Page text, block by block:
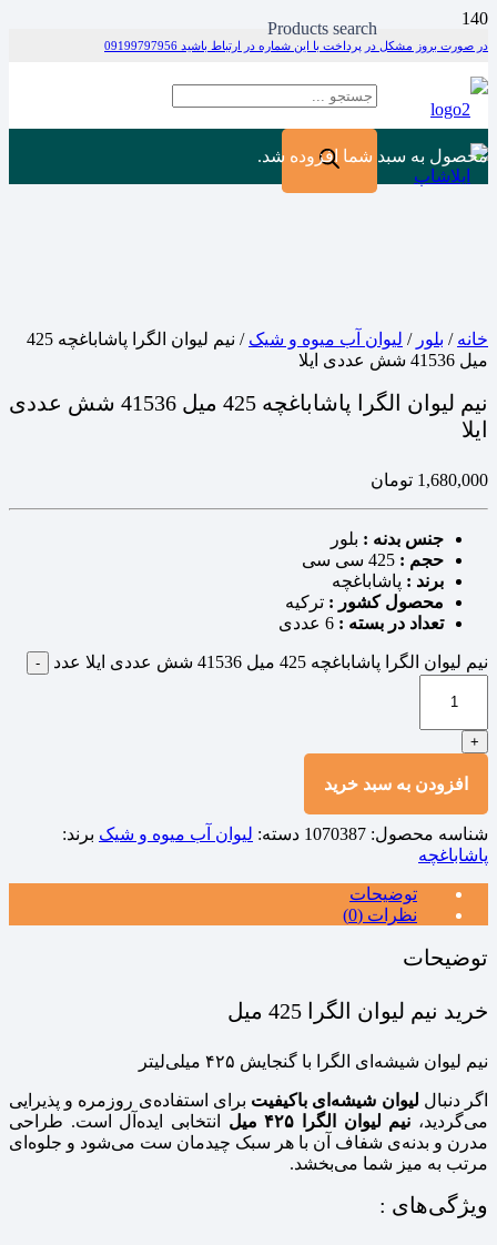
در صورت بروز مشکل در پرداخت با این شماره در ارتباط باشید 09199797956
Products search
محصول به سبد شما افزوده شد.
خانه / بلور / لیوان آب میوه و شیک
/ نیم لیوان الگرا پاشاباغچه 425
میل 41536 شش عددی ایلا
نیم لیوان الگرا پاشاباغچه 425 میل 41536 شش عددی
ایلا
1,680,000 تومان
جنس بدنه : بلور
حجم :
برند : پاشاباغچه
محصول کشور : ترکیه
تعداد در بسته :
نیم لیوان الگرا پاشاباغچه 425 میل 41536 شش عددی ایلا عدد -
+
افزودن به سبد خرید
شناسه محصول: 1070387 دسته: لیوان آب میوه و شیک برند:
پاشاباغچه
توضیحات
نظرات (0)
توضیحات
خرید نیم لیوان الگرا 425 میل
نیم لیوان شیشه‌ای الگرا با گنجایش ۴۲۵ میلی‌لیتر
اگر دنبال لیوان شیشه‌ای باکیفیت برای استفاده‌ی روزمره و پذیرایی
می‌گردید، نیم لیوان الگرا ۴۲۵ میل
انتخابی ایده‌آل است. طراحی
مدرن و بدنه‌ی شفاف آن با هر سبک چیدمان ست می‌شود و جلوه‌ای
مرتب به میز شما می‌بخشد.
ویژگی‌های :